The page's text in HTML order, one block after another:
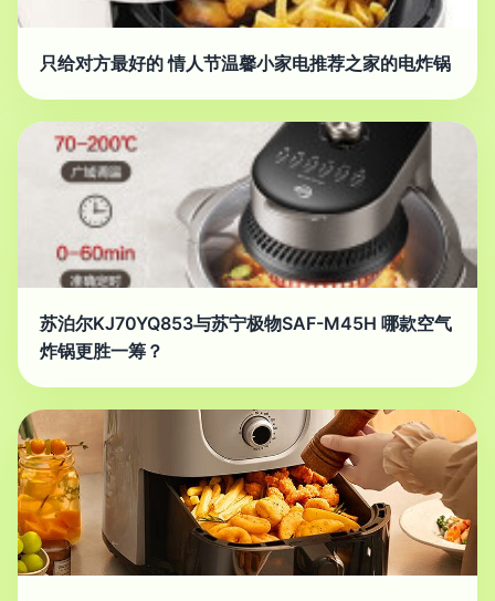
只给对方最好的 情人节温馨小家电推荐之家的电炸锅
苏泊尔KJ70YQ853与苏宁极物SAF-M45H 哪款空气
炸锅更胜一筹？